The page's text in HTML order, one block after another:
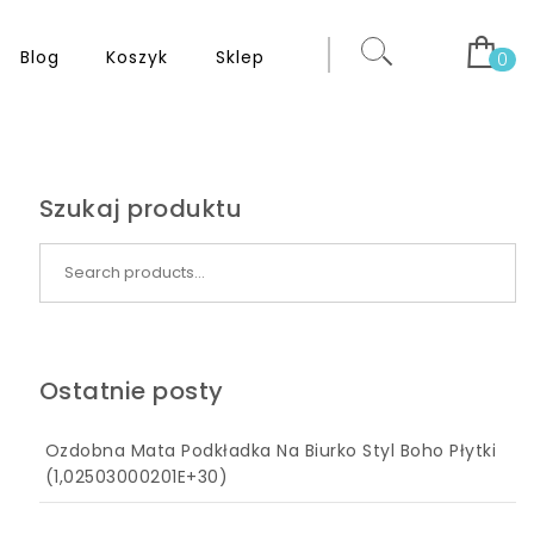
Blog Koszyk Sklep 0
Szukaj produktu
Ostatnie posty
Ozdobna Mata Podkładka Na Biurko Styl Boho Płytki
(1,02503000201E+30)